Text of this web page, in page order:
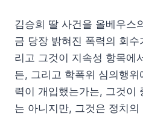
김승희 딸 사건을 올베우스
금 당장 밝혀진 폭력의 회
리고 그것이 지속성 항목에
든, 그리고 학폭위 심의행
력이 개입했는가는, 그것이
는 아니지만, 그것은 정치